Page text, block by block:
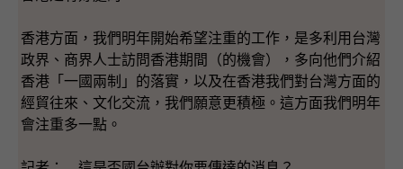
香港方面，我們明年開始希望注重的工作，是多利用台灣
政界、商界人士訪問香港期間（的機會），多向他們介紹
香港「一國兩制」的落實，以及在香港我們對台灣方面的
經貿往來、文化交流，我們願意更積極。這方面我們明年
會注重多一點。